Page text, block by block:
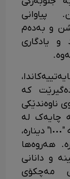
پیاوانی
و بەدەم
و یادگاری
کە
ناوەندێکی
چایەک لە
بازاڕدا بە "٢٥٠" دینارە، لە مەچکۆ بە "١٠٠٠" دینارە،
بە "٥٠٠" دینارە. هەروەها
و دانانی
مەچکۆی